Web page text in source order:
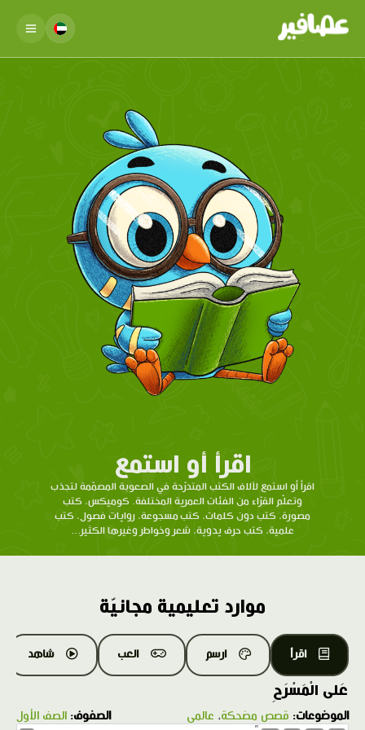
اقرأ أو استمع
اقرأ أو استمع لآلاف الكتب المتدرّحة في الصعوبة المصمّمة لتجذب
وتعلّم القرّاء من الفئات العمرية المختلفة. كوميكس، كتب
مصورة، كتب دون كلمات، كتب مسجوعة، روايات فصول، كتب
علمية، كتب حرف يدوية، شعر وخواطر وغيرها الكثير...
موارد تعليمية مجانيّة
اقرأ ارسم العب شاهد
عَلى الْمَسْرَحِ
الموضوعات: قصص مضحكة، عالمي الصفوف: الصف الأول